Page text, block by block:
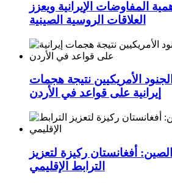
المفاوضات الإيرانية ويعزز
العلاقات الروسية الصينية
الأمريكيين نتيجة هجمات
إيرانية على قواعد في الأردن
أفغانستان ركيزة لتعزيز
الترابط الإقليمي